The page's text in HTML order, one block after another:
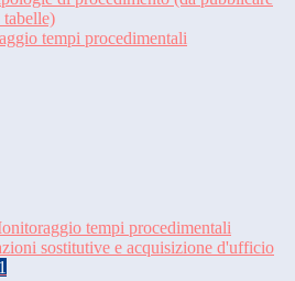
tabelle)
tempi procedimentali
tempi procedimentali
sostitutive e acquisizione d'ufficio
1